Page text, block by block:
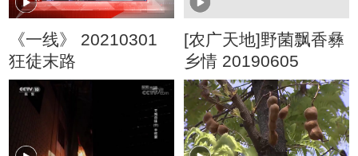
《一线》 20210301
狂徒末路
[农广天地]野菌飘香彝
乡情 20190605